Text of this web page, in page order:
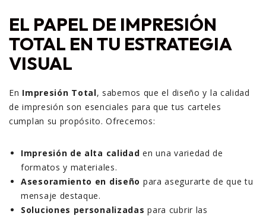
EL PAPEL DE IMPRESIÓN
TOTAL EN TU ESTRATEGIA
VISUAL
En Impresión Total, sabemos que el diseño y la calidad
de impresión son esenciales para que tus carteles
cumplan su propósito. Ofrecemos:
Impresión de alta calidad en una variedad de
formatos y materiales.
Asesoramiento en diseño para asegurarte de que tu
mensaje destaque.
Soluciones personalizadas para cubrir las